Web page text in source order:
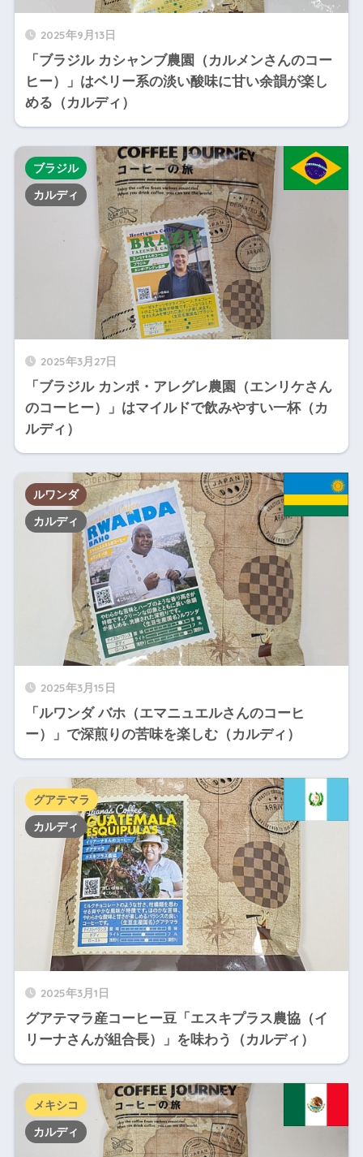
2025年9月13日
「ブラジル カシャンブ農園（カルメンさんのコー
ヒー）」はベリー系の淡い酸味に甘い余韻が楽し
める（カルディ）
2025年3月27日
「ブラジル カンポ・アレグレ農園（エンリケさん
のコーヒー）」はマイルドで飲みやすい一杯（カ
ルディ）
ブラジル
カルディ
2025年3月15日
「ルワンダ バホ（エマニュエルさんのコーヒ
ー）」で深煎りの苦味を楽しむ（カルディ）
ルワンダ
カルディ
2025年3月1日
グアテマラ産コーヒー豆「エスキプラス農協（イ
リーナさんが組合長）」を味わう（カルディ）
グアテマラ
カルディ
メキシコ
カルディ